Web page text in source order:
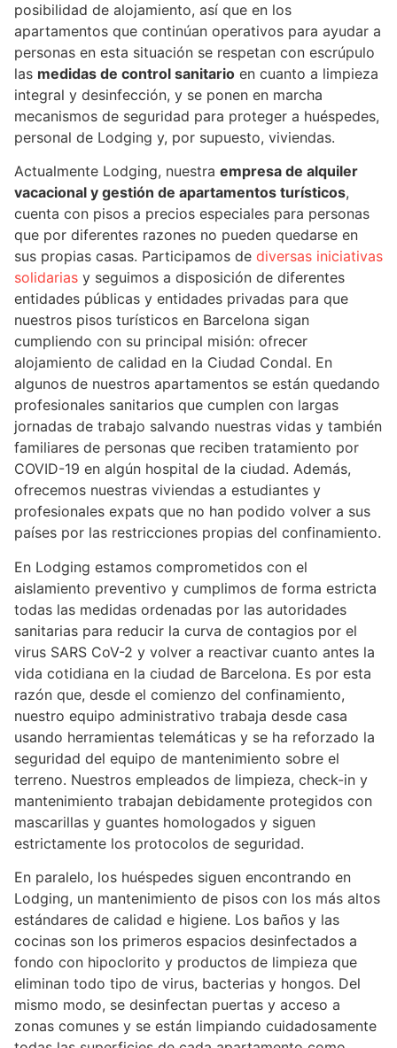
posibilidad de alojamiento, así que en los
apartamentos que continúan operativos para ayudar a
personas en esta situación se respetan con escrúpulo
las medidas de control sanitario en cuanto a limpieza
integral y desinfección, y se ponen en marcha
mecanismos de seguridad para proteger a huéspedes,
personal de Lodging y, por supuesto, viviendas.
Actualmente Lodging, nuestra empresa de alquiler
vacacional y gestión de apartamentos turísticos,
cuenta con pisos a precios especiales para personas
que por diferentes razones no pueden quedarse en
sus propias casas. Participamos de diversas iniciativas
solidarias y seguimos a disposición de diferentes
entidades públicas y entidades privadas para que
nuestros pisos turísticos en Barcelona sigan
cumpliendo con su principal misión: ofrecer
alojamiento de calidad en la Ciudad Condal. En
algunos de nuestros apartamentos se están quedando
profesionales sanitarios que cumplen con largas
jornadas de trabajo salvando nuestras vidas y también
familiares de personas que reciben tratamiento por
COVID-19 en algún hospital de la ciudad. Además,
ofrecemos nuestras viviendas a estudiantes y
profesionales expats que no han podido volver a sus
países por las restricciones propias del confinamiento.
En Lodging estamos comprometidos con el
aislamiento preventivo y cumplimos de forma estricta
todas las medidas ordenadas por las autoridades
sanitarias para reducir la curva de contagios por el
virus SARS CoV-2 y volver a reactivar cuanto antes la
vida cotidiana en la ciudad de Barcelona. Es por esta
razón que, desde el comienzo del confinamiento,
nuestro equipo administrativo trabaja desde casa
usando herramientas telemáticas y se ha reforzado la
seguridad del equipo de mantenimiento sobre el
terreno. Nuestros empleados de limpieza, check-in y
mantenimiento trabajan debidamente protegidos con
mascarillas y guantes homologados y siguen
estrictamente los protocolos de seguridad.
En paralelo, los huéspedes siguen encontrando en
Lodging, un mantenimiento de pisos con los más altos
estándares de calidad e higiene. Los baños y las
cocinas son los primeros espacios desinfectados a
fondo con hipoclorito y productos de limpieza que
eliminan todo tipo de virus, bacterias y hongos. Del
mismo modo, se desinfectan puertas y acceso a
zonas comunes y se están limpiando cuidadosamente